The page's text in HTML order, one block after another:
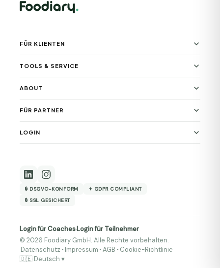
FÜR KLIENTEN
TOOLS & SERVICE
ABOUT
FÜR PARTNER
LOGIN
🔒 DSGVO-KONFORM
✦ GDPR COMPLIANT
🔒 SSL GESICHERT
Login für Coaches·Login für Teilnehmer
© 2026 Foodiary GmbH. Alle Rechte vorbehalten.
Datenschutz • Impressum •AGB • Cookie-Richtlinie
🇩🇪 Deutsch ▾